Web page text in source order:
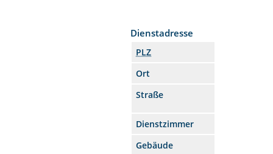
Dienstadresse
PLZ
Ort
Straße
Dienstzimmer
Gebäude